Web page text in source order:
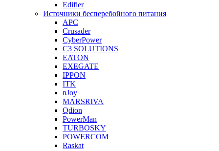
Edifier
Источники бесперебойного питания
APC
Crusader
CyberPower
C3 SOLUTIONS
EATON
EXEGATE
IPPON
ITK
nJoy
MARSRIVA
Qdion
PowerMan
TURBOSKY
POWERCOM
Raskat